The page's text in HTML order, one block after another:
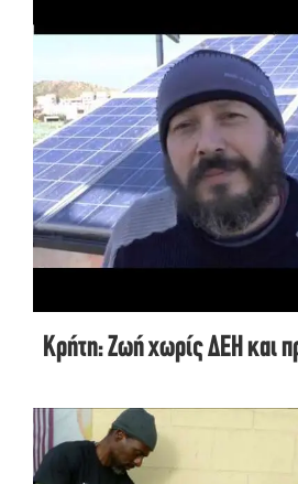
Κρήτη: Ζωή χωρίς ΔΕΗ και